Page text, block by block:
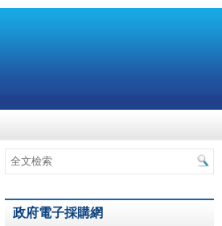
政府電子採購網